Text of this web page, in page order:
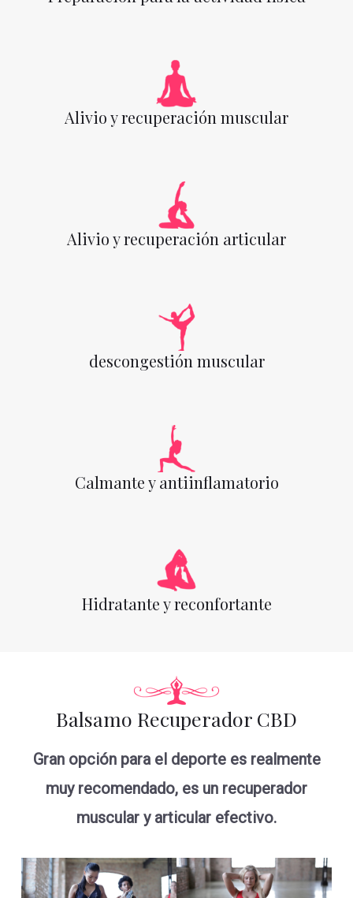
Alivio y recuperación muscular
Alivio y recuperación articular
descongestión muscular
Calmante y antiinflamatorio
Hidratante y reconfortante
Balsamo Recuperador CBD
Gran opción para el deporte es realmente
muy recomendado, es un recuperador
muscular y articular efectivo.